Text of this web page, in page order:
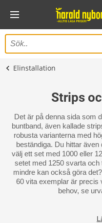
Elinstallation
Strips
Det är på denna sida som
buntband, även kallade
robusta varianterna med
beständiga. Du hittar
välj ett set med 1000 eller
setet med 1250 svarta
mindre kan också göra
60 vita exemplar är precis
behov, se